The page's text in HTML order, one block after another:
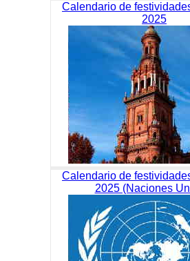
Calendario de
2025
Calendario de
2025 (Naciones